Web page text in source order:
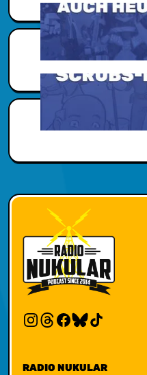
Scubs Zusatzwissen
RADIO NUKULAR